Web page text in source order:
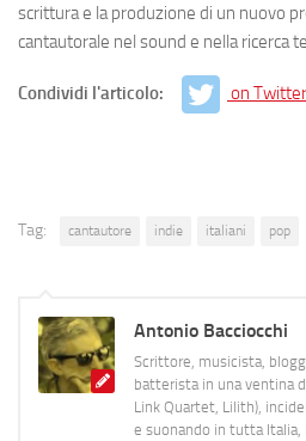
scrittura e la produzione di un nuovo
cantautorale nel sound e nella ricerca
Condividi l'articolo: on Twitter
Tag: cantautore indie italiani pop
Antonio Bacciocchi
Scrittore, musicista,
batterista in una ventina
Link Quartet, Lilith),
e suonando in tutta Italia,